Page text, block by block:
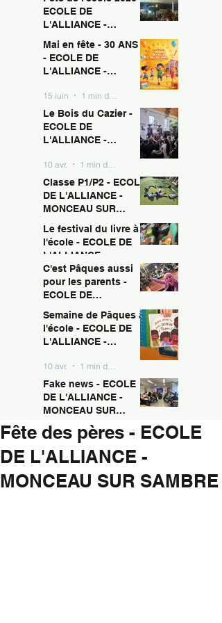
ECOLE DE
L'ALLIANCE -
SAMBRE
15 juin 1 min de lecture
Mai en fête - 30 ANS !
- ECOLE DE
L'ALLIANCE -
SAMBRE
15 juin
Le Bois du Cazier -
ECOLE DE
L'ALLIANCE -
SAMBRE
10 avr.
Classe P1/P2 - ECOLE
DE L'ALLIANCE -
MONCEAU SUR
10 avr. 1 min de lecture
Le festival du livre à
l'école - ECOLE DE
L'ALLIANCE -
MONCEAU SUR
SAMBRE
10 avr. 1 min de lecture
C'est Pâques aussi
pour les parents -
ECOLE DE
MONCEAU SUR
SAMBRE
10 avr. 1 min de lecture
Semaine de Pâques à
l'école - ECOLE DE
L'ALLIANCE -
SAMBRE
10 avr.
Fake news - ECOLE
DE L'ALLIANCE -
MONCEAU SUR
SAMBRE
10 avr. 1 min de lecture
Fête des pères - ECOLE
DE L'ALLIANCE -
MONCEAU SUR SAMBRE